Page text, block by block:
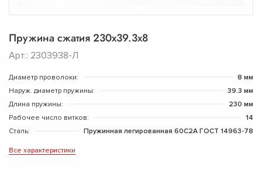
Пружина сжатия 230х39.3х8
Арт.: 2303938-Л
Диаметр проволоки:
8 мм
Наруж. диаметр пружины:
39.3 мм
Длина пружины:
230 мм
Рабочее число витков:
14
Сталь:
Пружинная легированная 60С2А ГОСТ 14963-78
Все характеристики